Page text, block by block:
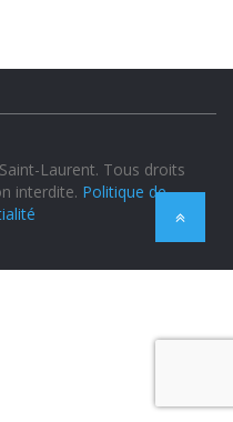
Laurent. Tous droits
interdite. Politique de